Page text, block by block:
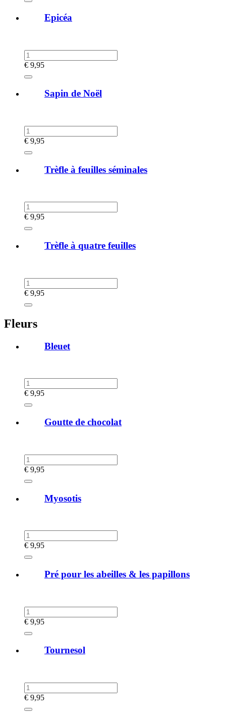
Epicéa
€ 9,95
Sapin de Noël
€ 9,95
Trèfle à feuilles séminales
€ 9,95
Trèfle à quatre feuilles
€ 9,95
Fleurs
Bleuet
€ 9,95
Goutte de chocolat
€ 9,95
Myosotis
€ 9,95
Pré pour les abeilles & les papillons
€ 9,95
Tournesol
€ 9,95